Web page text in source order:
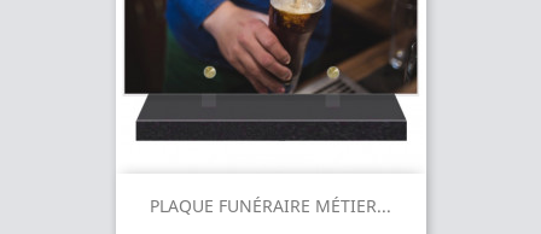
PLAQUE FUNÉRAIRE MÉTIER...